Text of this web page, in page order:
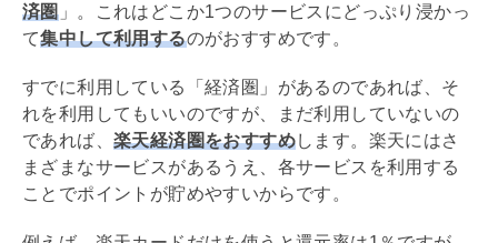
済圏」。これはどこか1つのサービスにどっぷり浸かっ
て集中して利用するのがおすすめです。
すでに利用している「経済圏」があるのであれば、そ
れを利用してもいいのですが、まだ利用していないの
であれば、 楽天経済圏をおすすめします。楽天にはさ
まざまなサービスがあるうえ、各サービスを利用する
ことでポイントが貯めやすいからです。